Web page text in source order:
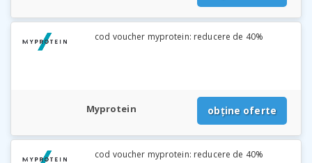
cod voucher myprotein: reducere de 40%
Myprotein obține oferte
cod voucher myprotein: reducere de 40%